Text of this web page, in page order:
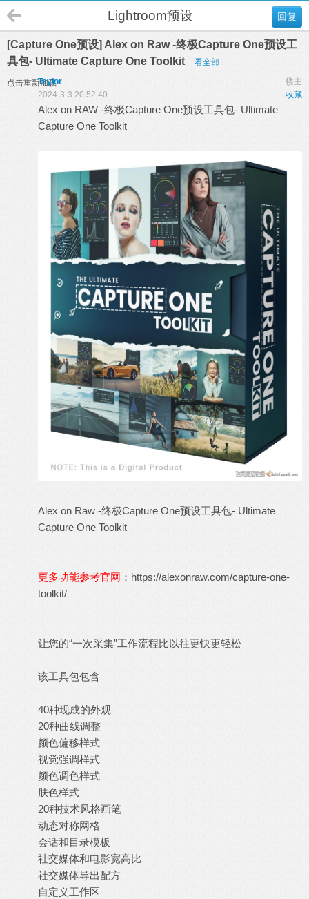
回复
Lightroom预设
[Capture One预设] Alex on Raw -终极Capture One预设工
具包- Ultimate Capture One Toolkit
看全部
点击重新加载 楼主
Taylor
收藏
2024-3-3 20:52:40
Alex on RAW -终极Capture One预设工具包- Ultimate
Capture One Toolkit
Alex on Raw -终极Capture One预设工具包- Ultimate
Capture One Toolkit
更多功能参考官网 ： https://alexonraw.com/capture-one-
toolkit/
让您的“一次采集”工作流程比以往更快更轻松
该工具包包含
40种现成的外观
20种曲线调整
颜色偏移样式
视觉强调样式
颜色调色样式
肤色样式
20种技术风格画笔
动态对称网格
会话和目录模板
社交媒体和电影宽高比
社交媒体导出配方
自定义工作区